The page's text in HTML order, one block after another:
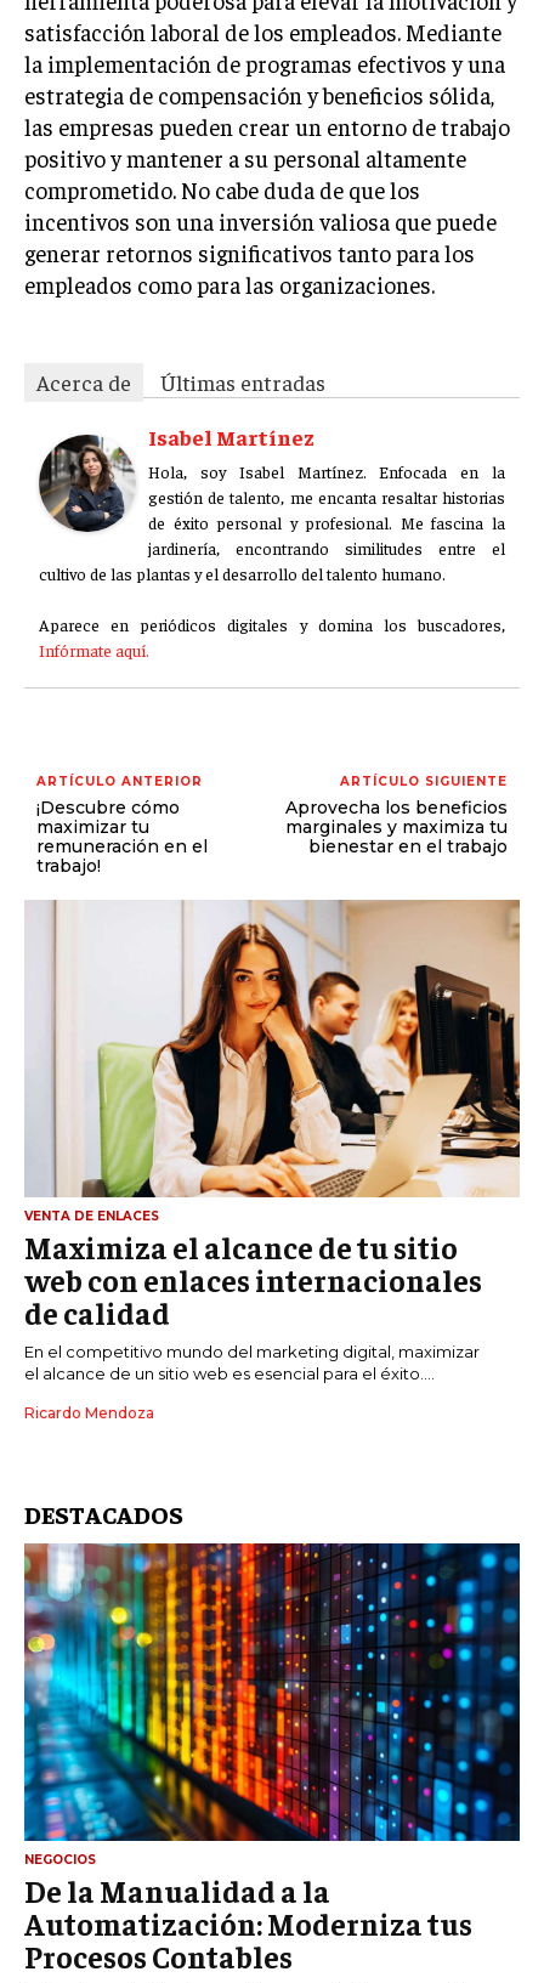
ÉTICA EMPRESARIAL Y RESPONSABILIDAD
SOCIAL
BLOG
Acerca de Últimas entradas
Isabel Martínez
Hola, soy Isabel Martínez. Enfocada en la gestión
encontrando similitudes entre el cultivo de las
plantas y el desarrollo del talento humano.
Aparece en periódicos digitales y domina los buscadores,
Infórmate aquí.
satisfacción laboral de los empleados. Mediante
la implementación de programas efectivos y una
estrategia de compensación y beneficios sólida,
las empresas pueden crear un entorno de trabajo
positivo y mantener a su personal altamente
comprometido. No cabe duda de que los
incentivos son una inversión valiosa que puede
generar retornos significativos tanto para los
empleados como para las organizaciones.
Acerca de
Últimas entradas
Isabel Martínez
Hola, soy Isabel Martínez. Enfocada en la
gestión de talento, me encanta resaltar historias
de éxito personal y profesional. Me fascina la
jardinería, encontrando similitudes entre el
cultivo de las plantas y el desarrollo del talento humano.
Aparece en periódicos digitales y domina los buscadores,
Infórmate aquí.
ARTÍCULO ANTERIOR
¡Descubre cómo
maximizar tu
remuneración en el
trabajo!
ARTÍCULO SIGUIENTE
Aprovecha los beneficios
marginales y maximiza tu
bienestar en el trabajo
VENTA DE ENLACES
Maximiza el alcance de tu sitio
web con enlaces internacionales
de calidad
En el competitivo mundo del marketing digital, maximizar
el alcance de un sitio web es esencial para el éxito....
Ricardo Mendoza
DESTACADOS
NEGOCIOS
De la Manualidad a la
Automatización: Moderniza tus
Procesos Contables